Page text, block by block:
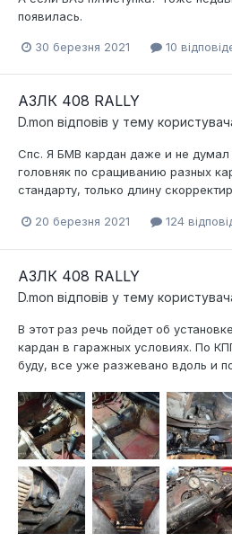
появилась.
30 березня 2021 10
АЗЛК 408 RALLY
D.mon відповів у тему
Спс. Я БМВ кардан даже и не думал
головняк по сращиванию разных
стандарту, только длину
20 березня 2021 124
АЗЛК 408 RALLY
D.mon відповів у тему
В этот раз речь пойдет об
кардан в гаражных условиях. По
буду, все уже разжевано вдоль и